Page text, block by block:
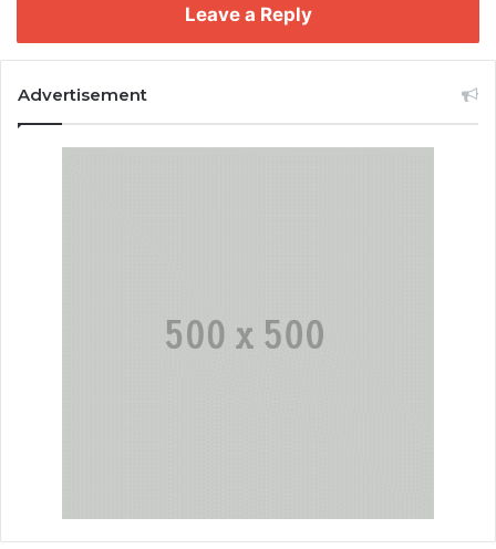
Leave a Reply
Advertisement